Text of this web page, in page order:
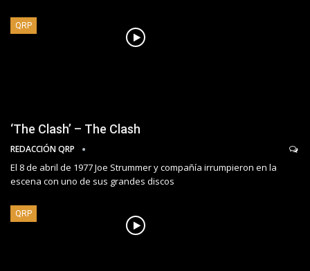
QRP
‘The Clash’ – The Clash
REDACCIÓN QRP
El 8 de abril de 1977 Joe Strummer y compañía irrumpieron en la
escena con uno de sus grandes discos
QRP